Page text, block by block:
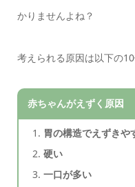
かりませんよね？
考えられる原因は以下の10
赤ちゃんがえずく原因
胃の構造でえずきや
硬い
一口が多い